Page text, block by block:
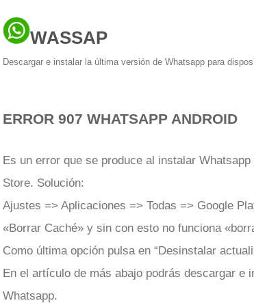
WASSAP
Descargar e instalar la última versión de Whatsapp para
ERROR 907 WHATSAPP ANDROID
Es un error que se produce al instalar
Store. Solución:
Ajustes => Aplicaciones => Todas => Google
«Borrar Caché» y sin con esto no funciona
Como última opción pulsa en “Desinstalar
En el artículo de más abajo podrás descargar e
Whatsapp.